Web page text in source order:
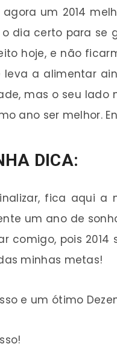
agora um 2014
o dia certo para
hoje, e não
leva a alimentar
mas o seu lado
ano ser melhor.
DICA:
fica aqui a
um ano de
comigo, pois
minhas metas!
e um ótimo